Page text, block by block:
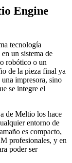
Engine
tecnología
un sistema de
robótico o un
de la pieza final ya
impresora, sino
se integre el
de Meltio los hace
entorno de
es compacto,
profesionales, y en
poder ser